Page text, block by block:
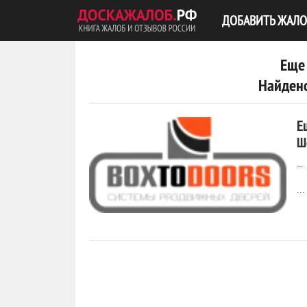
ДОБАВИТЬ
Еще
---
...